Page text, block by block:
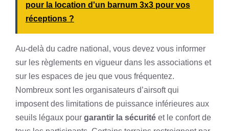
pour la location d'un barnum 3x3 pour vos
réceptions ?
Au-delà du cadre national, vous devez vous informer
sur les règlements en vigueur dans les associations et
sur les espaces de jeu que vous fréquentez.
Nombreux sont les organisateurs d’airsoft qui
imposent des limitations de puissance inférieures aux
seuils légaux pour garantir la sécurité et le confort de